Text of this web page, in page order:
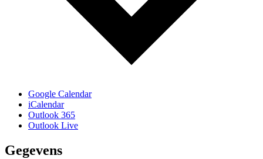
Google Calendar
iCalendar
Outlook 365
Outlook Live
Gegevens